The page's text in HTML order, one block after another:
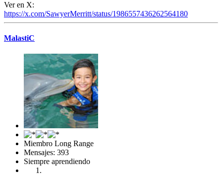
Ver en X:
https://x.com/SawyerMerritt/status/1986557436262564180
MalastiC
Miembro Long Range
Mensajes: 393
Siempre aprendiendo